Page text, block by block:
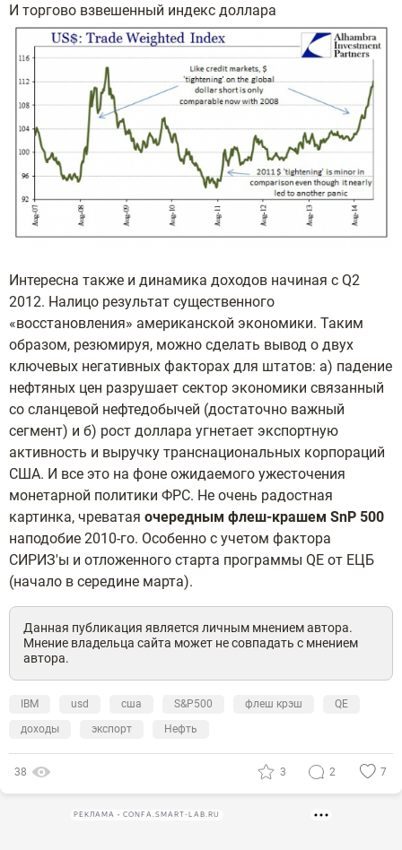
И торгово взвешенный индекс доллара
Интересна также и динамика доходов начиная с Q2
2012. Налицо результат существенного
«восстановления» американской экономики. Таким
образом, резюмируя, можно сделать вывод о двух
ключевых негативных факторах для штатов: а) падение
нефтяных цен разрушает сектор экономики связанный
со сланцевой нефтедобычей (достаточно важный
сегмент) и б) рост доллара угнетает экспортную
активность и выручку транснациональных корпораций
США. И все это на фоне ожидаемого ужесточения
монетарной политики ФРС. Не очень радостная
картинка, чреватая очередным флеш-крашем SnP 500
наподобие 2010-го. Особенно с учетом фактора
СИРИЗ'ы и отложенного старта программы QE от ЕЦБ
(начало в середине марта).
Данная публикация является личным мнением автора.
Мнение владельца сайта может не совпадать с мнением
автора.
IBM usd сша S&P500 флеш крэш
QE
доходы
экспорт Нефть
38 3 2 7
РЕКЛАМА • CONFA.SMART-LAB.RU